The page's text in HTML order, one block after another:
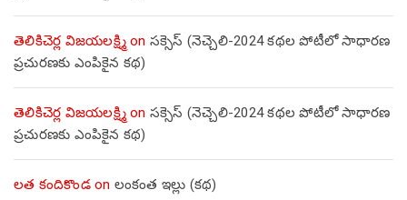
తెలికిచెర్ల విజయలక్ష్మిon సక్సెస్ (నెచ్చెలి-2024 కథల పోటీలో సాధారణ
ప్రచురణకు ఎంపికైన కథ)
తెలికిచెర్ల విజయలక్ష్మిon సక్సెస్ (నెచ్చెలి-2024 కథల పోటీలో సాధారణ
ప్రచురణకు ఎంపికైన కథ)
లత కందికొండon లంకంత ఇల్లు (కథ)